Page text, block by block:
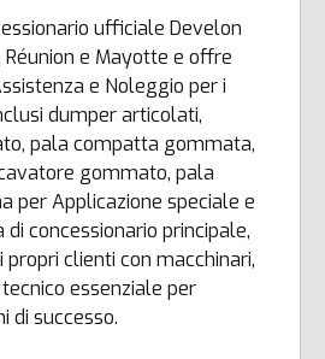
ufficiale Develon
Réunion e Mayotte e offre
e Noleggio per i
dumper articolati,
pala compatta gommata,
gommato, pala
per Applicazione speciale e
di concessionario principale,
propri clienti con macchinari,
essenziale per
di successo.